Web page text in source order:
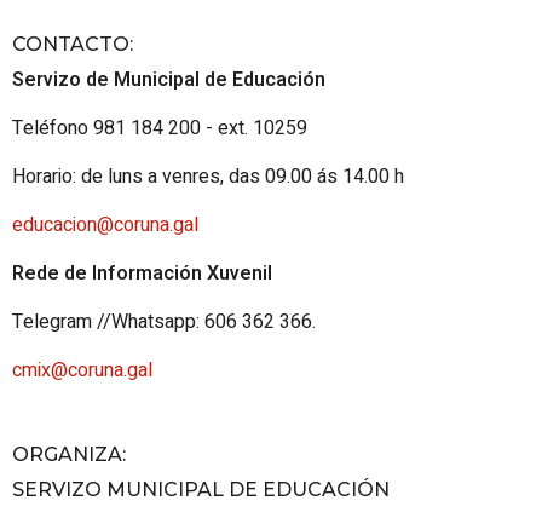
CONTACTO:
Servizo de Municipal de Educación
Teléfono 981 184 200 - ext. 10259
Horario: de luns a venres, das 09.00 ás 14.00 h
educacion@coruna.gal
Rede de Información Xuvenil
Telegram //Whatsapp: 606 362 366.
cmix@coruna.gal
ORGANIZA:
SERVIZO MUNICIPAL DE EDUCACIÓN